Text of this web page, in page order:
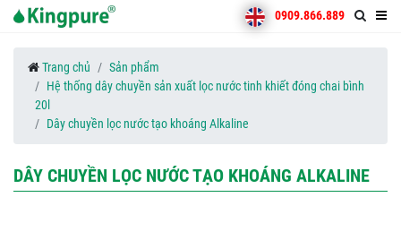
0909.866.889
Trang chủ
Sản phẩm
Hệ thống dây chuyền sản xuất lọc nước tinh khiết đóng chai bình
20l
Dây chuyền lọc nước tạo khoáng Alkaline
DÂY CHUYỀN LỌC NƯỚC TẠO KHOÁNG ALKALINE